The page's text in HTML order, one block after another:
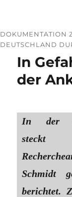
DOKUMENTATION
DEUTSCHLAND
In
der
In der
steckt
Schmidt
berichtet.